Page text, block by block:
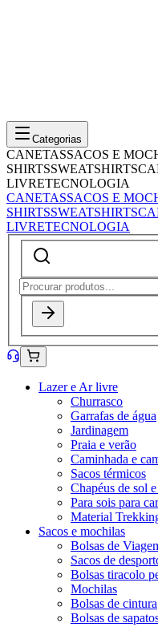
Categorias
CANETASSACOS E
SHIRTSSWEATSHIRTS
LIVRETECNOLOGIA
CANETASSACOS E
SHIRTSSWEATSHIRTS
LIVRETECNOLOGIA
Lazer e Ar livre
Churrasco
Garrafas de água
Jardinagem
Praia e verão
Caminhada e
Sacos térmicos
Chapéus de sol
Para sois para
Material
Sacos e mochilas
Bolsas de
Sacos de
Bolsas tiracolo
Mochilas
Bolsas de cintura
Bolsas de